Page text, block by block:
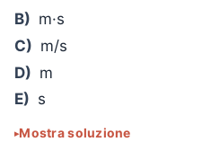
B) m·s
C) m/s
D) m
E) s
Mostra soluzione